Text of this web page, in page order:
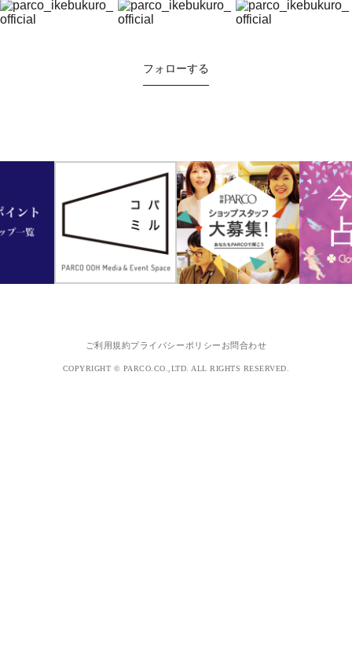
フォローする
ご利用規約プライバシーポリシー お問合わせ
COPYRIGHT © PARCO.CO.,LTD. ALL RIGHTS RESERVED.